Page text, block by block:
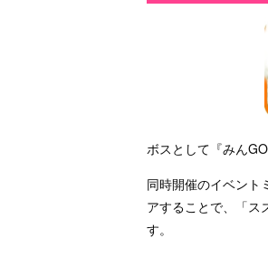
ボスとして『みん
同時開催のイベント
アすることで、「ス
す。